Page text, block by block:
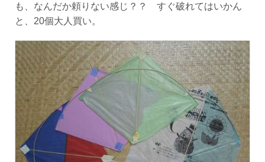
も、なんだか頼りない感じ？？ すぐ破れてはいかん
と、20個大人買い。